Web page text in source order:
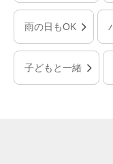
雨の日もOK
子どもと一緒